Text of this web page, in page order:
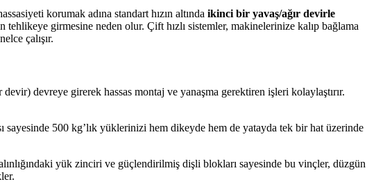
korumak adına standart hızın altında ikinci bir yavaş/ağır devirle
tehlikeye girmesine neden olur. Çift hızlı sistemler, makinelerinize kalıp bağlama
çalışır.
devreye girerek hassas montaj ve yanaşma gerektiren işleri kolaylaştırır.
500 kg’lık yüklerinizi hem dikeyde hem de yatayda tek bir hat üzerinde
yük zinciri ve güçlendirilmiş dişli blokları sayesinde bu vinçler, düzgün